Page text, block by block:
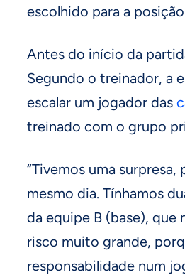
escolhido para a
Antes do início da
Segundo o treinador, a
escalar um jogador das
treinado com o grupo
“Tivemos uma
mesmo dia. Tínhamos
da equipe B (base), que
risco muito grande,
responsabilidade num